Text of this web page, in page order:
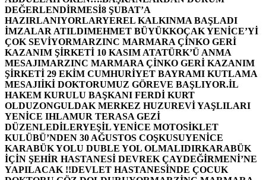
DEĞERLENDİRMESİ8 ŞUBAT’A
HAZIRLANIYORLARYEREL KALKINMA BAŞLADI
İMZALAR ATILDIMEHMET BÜYÜKKOÇAK YENİCE’Yİ
ÇOK SEVİYORMARZINC MARMARA ÇİNKO GERİ
KAZANIM ŞİRKETİ 10 KASIM ATATÜRK’Ü ANMA
MESAJIMARZINC MARMARA ÇİNKO GERİ KAZANIM
ŞİRKETİ 29 EKİM CUMHURİYET BAYRAMI KUTLAMA
MESAJIİKİ DOKTORUMUZ GÖREVE BAŞLIYOR.İL
HAKEM KURULU BAŞKANI FERDİ KURT
OLDUZONGULDAK MERKEZ HUZUREVİ YAŞLILARI
YENİCE IHLAMUR TERASA GEZİ
DÜZENLEDİLERYEŞİL YENİCE MOTOSİKLET
KULÜBÜ’NDEN 30 AĞUSTOS COŞKUSUYENİCE
KARABÜK YOLU DUBLE YOL OLMALIDIRKARABÜK
İÇİN ŞEHİR HASTANESİ DEVREK ÇAYDEĞİRMENİ’NE
YAPILACAK !!DEVLET HASTANESİNDE ÇOCUK